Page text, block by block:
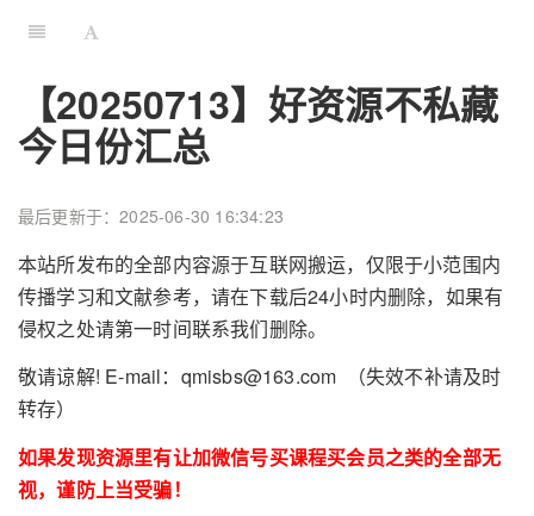
【20250713】好资源不私藏
今日份汇总
最后更新于：2025-06-30 16:34:23
本站所发布的全部内容源于互联网搬运，仅限于小范围内
传播学习和文献参考，请在下载后24小时内删除，如果有
侵权之处请第一时间联系我们删除。
敬请谅解! E-mail：qmisbs@163.com （失效不补请及时
转存）
如果发现资源里有让加微信号买课程买会员之类的全部无
视，谨防上当受骗！